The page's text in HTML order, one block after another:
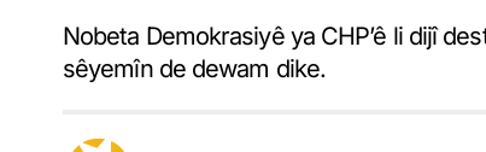
Nobeta Demokrasiyê ya CHP’ê li dijî
sêyemîn de dewam dike.